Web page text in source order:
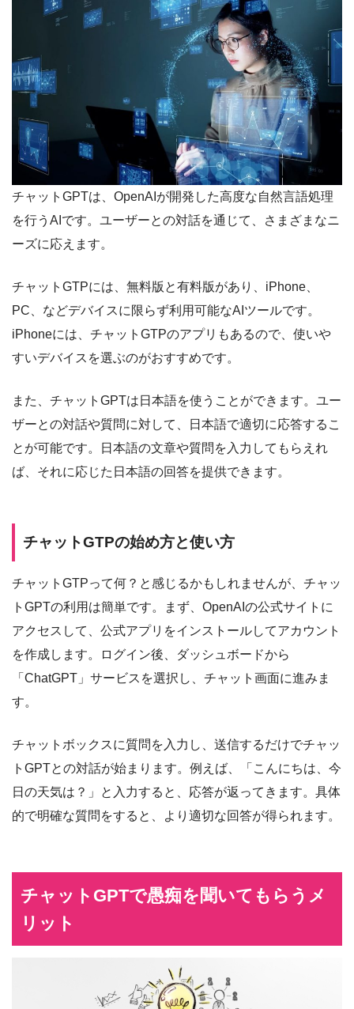
チャットGPTは、OpenAIが開発した高度な自然言語処理
を行うAIです。ユーザーとの対話を通じて、さまざまなニ
ーズに応えます。
チャットGTPには、無料版と有料版があり、iPhone、
PC、などデバイスに限らず利用可能なAIツールです。
iPhoneには、チャットGTPのアプリもあるので、使いや
すいデバイスを選ぶのがおすすめです。
また、チャットGPTは日本語を使うことができます。ユー
ザーとの対話や質問に対して、日本語で適切に応答するこ
とが可能です。日本語の文章や質問を入力してもらえれ
ば、それに応じた日本語の回答を提供できます。
チャットGTPの始め方と使い方
チャットGTPって何？と感じるかもしれませんが、チャッ
トGPTの利用は簡単です。まず、OpenAIの公式サイトに
アクセスして、公式アプリをインストールしてアカウント
を作成します。ログイン後、ダッシュボードから
「ChatGPT」サービスを選択し、チャット画面に進みま
す。
チャットボックスに質問を入力し、送信するだけでチャッ
トGPTとの対話が始まります。例えば、「こんにちは、今
日の天気は？」と入力すると、応答が返ってきます。具体
的で明確な質問をすると、より適切な回答が得られます。
チャットGPTで愚痴を聞いてもらうメ
リット